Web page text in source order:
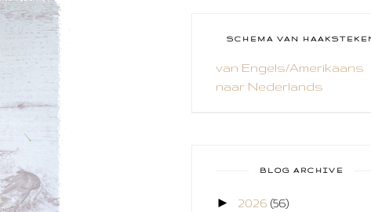
CARDS ONLY
CHALLENGE
SCHEMA VAN
van Engels/Amerikaans
naar Nederlands
BLOG ARCHIVE
► 2026 (56)